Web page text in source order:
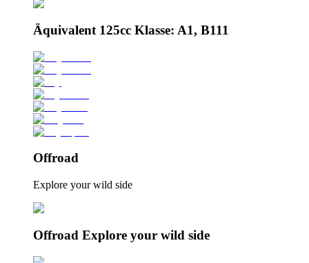
Äquivalent 125cc Klasse: A1, B111
Offroad
Explore your wild side
Offroad Explore your wild side